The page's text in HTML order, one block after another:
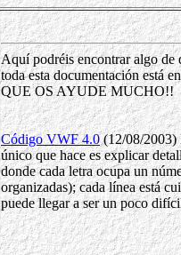
Aquí podréis encontrar algo de
toda esta documentación está
QUE OS AYUDE MUCHO!!
Código VWF 4.0(12/08/2003)
único que hace es explicar
donde cada letra ocupa un
organizadas); cada línea está
puede llegar a ser un poco